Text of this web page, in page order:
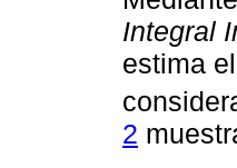
Integral
estima
2